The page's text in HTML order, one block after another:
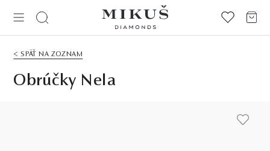
< SPÄŤ NA ZOZNAM
Obrúčky Nela